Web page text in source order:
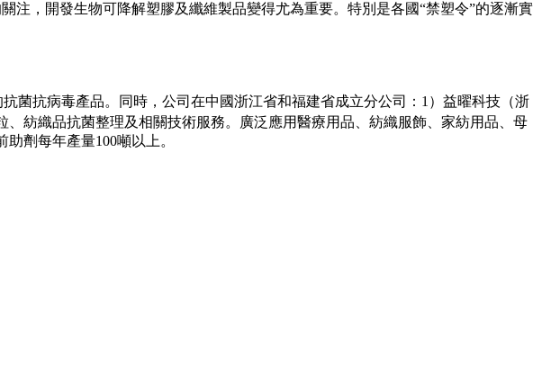
，開發生物可降解塑膠及纖維製品變得尤為重要。特別是各國“禁塑令”的逐漸實
菌抗病毒產品。同時，公司在中國浙江省和福建省成立分公司：1）益曜科技（浙
紡織品抗菌整理及相關技術服務。廣泛應用醫療用品、紡織服飾、家紡用品、母
劑每年產量100噸以上。